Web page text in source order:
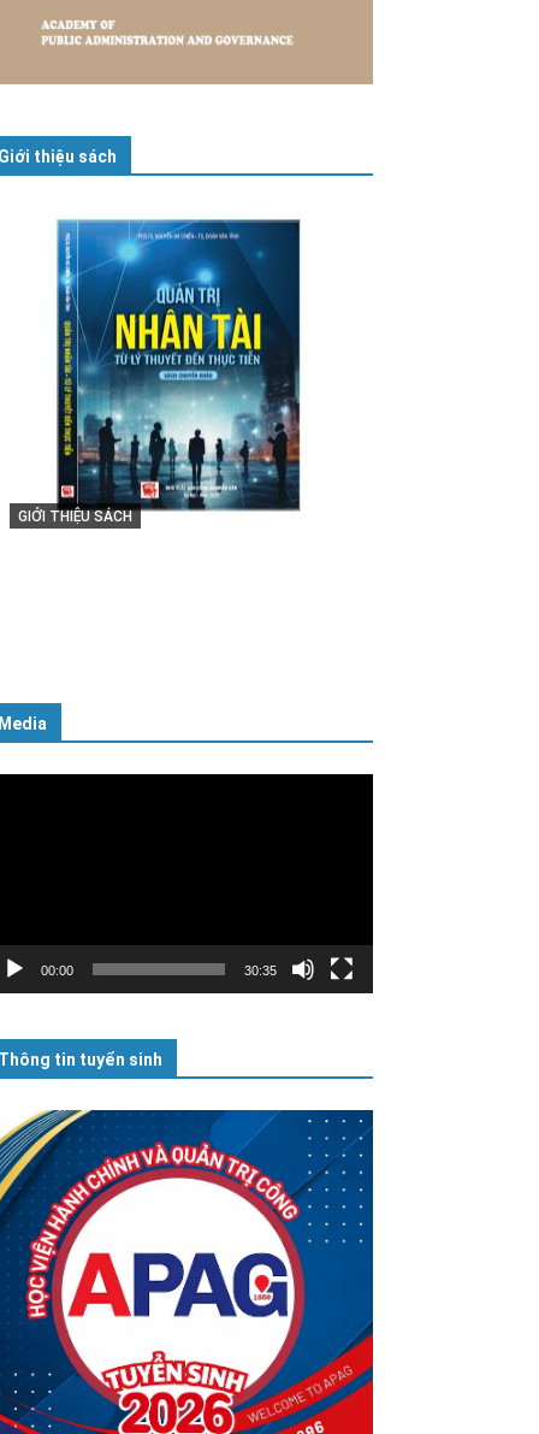
Giới thiệu sách
GIỚI THIỆU SÁCH
Cuốn sách “Tuyệt đối trung thành
với Tổ quốc, với Đảng, Nhà nước
Media
00:00 30:35
Thông tin tuyển sinh